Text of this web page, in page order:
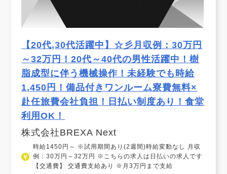
【20代,30代活躍中】☆彡月収例：30万円
～32万円！20代～40代の男性活躍中！樹
脂成型に伴う機械操作！未経験でも時給
1,450円！備品付きワンルーム寮費無料×
赴任旅費会社負担！日払い制度あり！食堂
利用OK！
株式会社BREXA Next
時給1450円～ ※試用期間あり(2週間)時給変動なし 月収
例：30万円～32万円 ※こちらの求人は日払いの求人です
【交通費】 交通費支給あり ※月3万円まで支給